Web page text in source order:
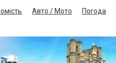
Авто / Мото Погода